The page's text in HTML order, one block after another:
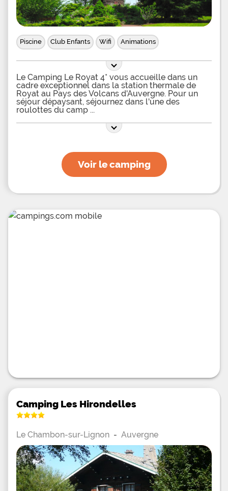
Piscine Club Enfants Wifi Animations
Le Camping Le Royat 4* vous accueille dans un
cadre exceptionnel dans la station thermale de
Royat au Pays des Volcans d'Auvergne. Pour un
séjour dépaysant, séjournez dans l'une des
roulottes du camp
Voir le camping
Camping Les Hirondelles
Le Chambon-sur-Lignon - Auvergne